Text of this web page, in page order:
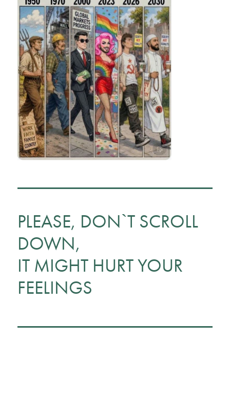
PLEASE, DON`T SCROLL
DOWN,
IT MIGHT HURT YOUR
FEELINGS